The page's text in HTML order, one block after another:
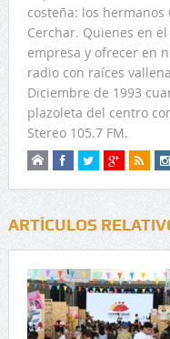
costeña: los hermanos
Cerchar. Quienes en
empresa y ofrecer en
radio con raíces
Diciembre de 1993
plazoleta del centro
Stereo 105.7 FM.
ARTÍCULOS